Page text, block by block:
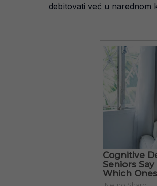
debitovati već u narednom